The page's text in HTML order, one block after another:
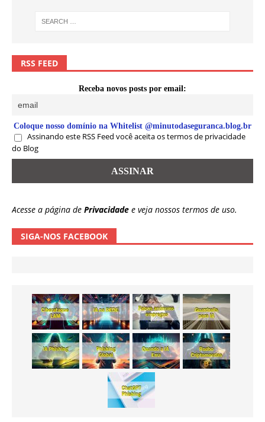
RSS FEED
Receba novos posts por email:
Coloque nosso domínio na Whitelist @minutodaseguranca.blog.br
Assinando este RSS Feed você aceita os termos de privacidade
do Blog
Acesse a página de Privacidade e veja nossos termos de uso.
SIGA-NOS FACEBOOK